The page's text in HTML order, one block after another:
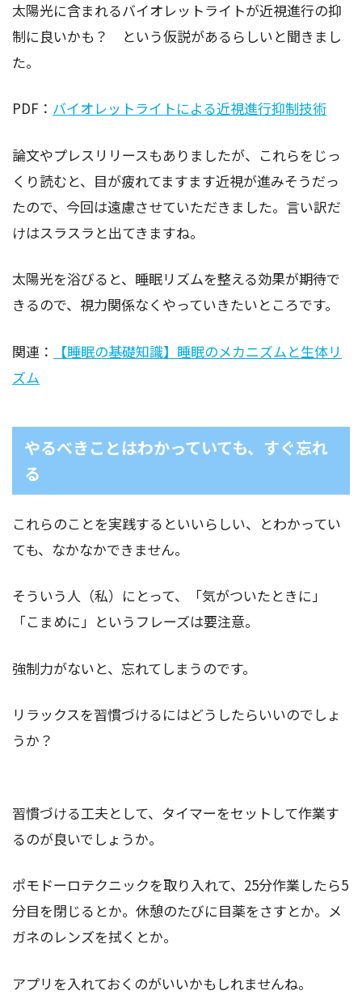
太陽光に含まれるバイオレットライトが近視進行の抑
制に良いかも？ という仮説があるらしいと聞きまし
た。
PDF： バイオレットライトによる近視進行抑制技術
論文やプレスリリースもありましたが、これらをじっ
くり読むと、目が疲れてますます近視が進みそうだっ
たので、今回は遠慮させていただきました。言い訳だ
けはスラスラと出てきますね。
太陽光を浴びると、睡眠リズムを整える効果が期待で
きるので、視力関係なくやっていきたいところです。
関連：
【睡眠の基礎知識】睡眠のメカニズムと生体リ
ズム
やるべきことはわかっていても、すぐ忘れ
る
これらのことを実践するといいらしい、とわかってい
ても、なかなかできません。
そういう人（私）にとって、「気がついたときに」
「こまめに」というフレーズは要注意。
強制力がないと、忘れてしまうのです。
リラックスを習慣づけるにはどうしたらいいのでしょ
うか？
習慣づける工夫として、タイマーをセットして作業す
るのが良いでしょうか。
ポモドーロテクニックを取り入れて、25分作業したら5
分目を閉じるとか。休憩のたびに目薬をさすとか。メ
ガネのレンズを拭くとか。
アプリを入れておくのがいいかもしれませんね。